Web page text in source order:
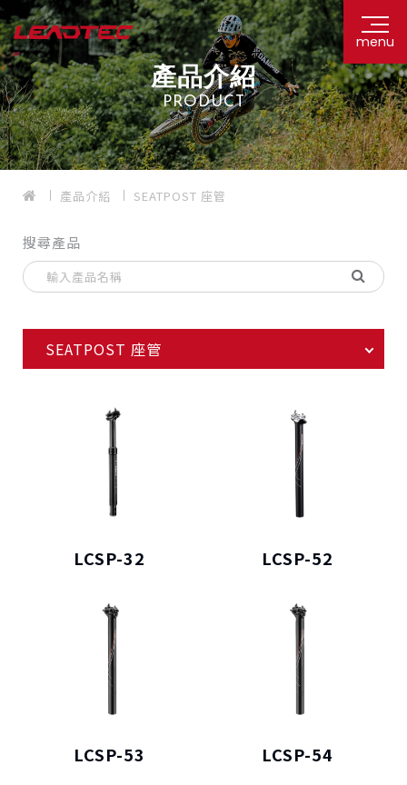
menu
產品介紹
PRODUCT
產品介紹 SEATPOST 座管
搜尋產品
SEATPOST 座管
LCSP-32 LCSP-52
LCSP-53 LCSP-54